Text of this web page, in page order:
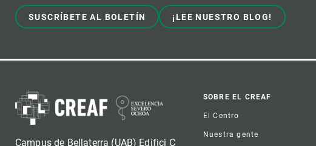
SUSCRÍBETE AL BOLETÍN ¡LEE NUESTRO BLOG!
Campus de Bellaterra (UAB) Edifici C
Footer
SOBRE EL CREAF
El Centro
Nuestra gente